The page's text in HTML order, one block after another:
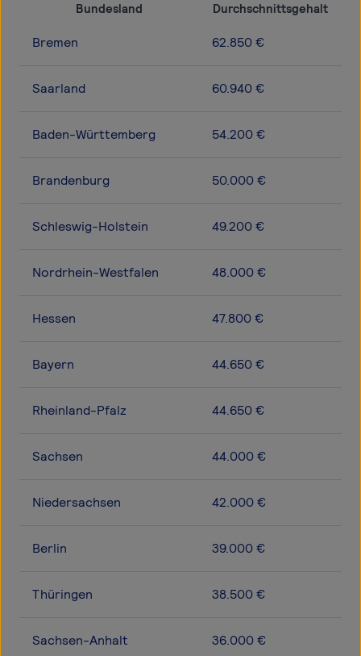
Bundesland Durchschnittsgehalt
Bremen 62.850 €
Saarland 60.940 €
Baden-Württemberg 54.200 €
Brandenburg 50.000 €
Schleswig-Holstein 49.200 €
Nordrhein-Westfalen 48.000 €
Hessen 47.800 €
Bayern 44.650 €
Rheinland-Pfalz 44.650 €
Sachsen 44.000 €
Niedersachsen 42.000 €
Berlin 39.000 €
Thüringen 38.500 €
Sachsen-Anhalt 36.000 €